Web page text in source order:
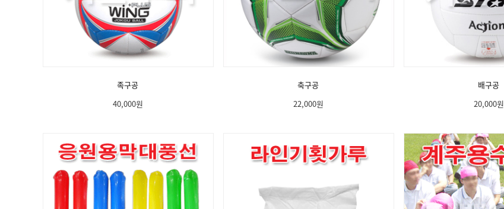
족구공
40,000원
축구공
22,000원
배구공
20,000원